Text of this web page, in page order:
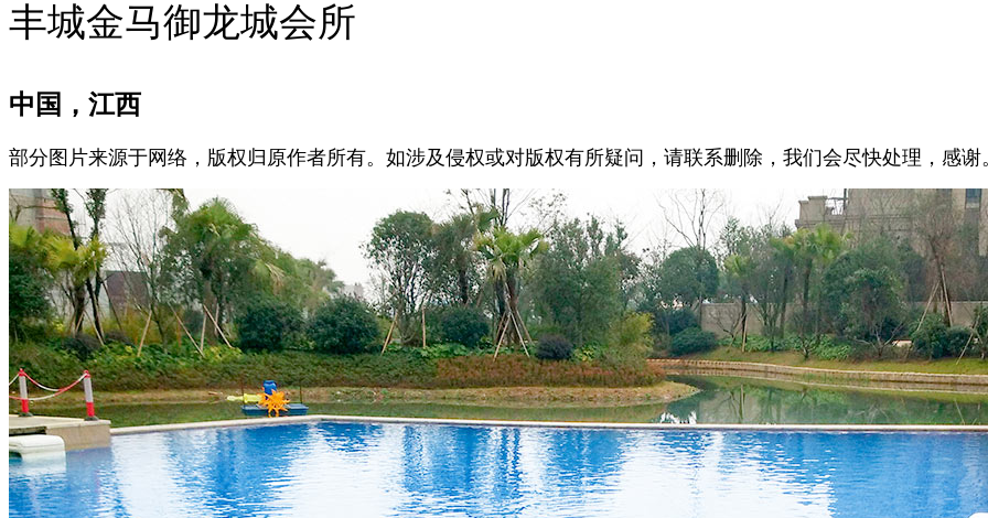
丰城金马御龙城会所
中国，江西
部分图片来源于网络，版权归原作者所有。如涉及侵权或对版权有所疑问，请联系删除，我们会尽快处理，感谢